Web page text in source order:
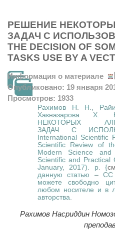
РЕШЕНИЕ
ЗАДАЧ С
THE DECISION OF
TASKS USE BY A
Информация о материале
Опубликовано: 19 января
Просмотров: 1933
Рахимов Н. Н.,
Хакназарова
НЕКОТОРЫХ
ЗАДАЧ С
International
Scientific Review of
Modern Science and
Scientific and
January, 2017). p. {
данную статью –
можете свободно
любом носителе и в
авторства.
Рахимов Насриддин